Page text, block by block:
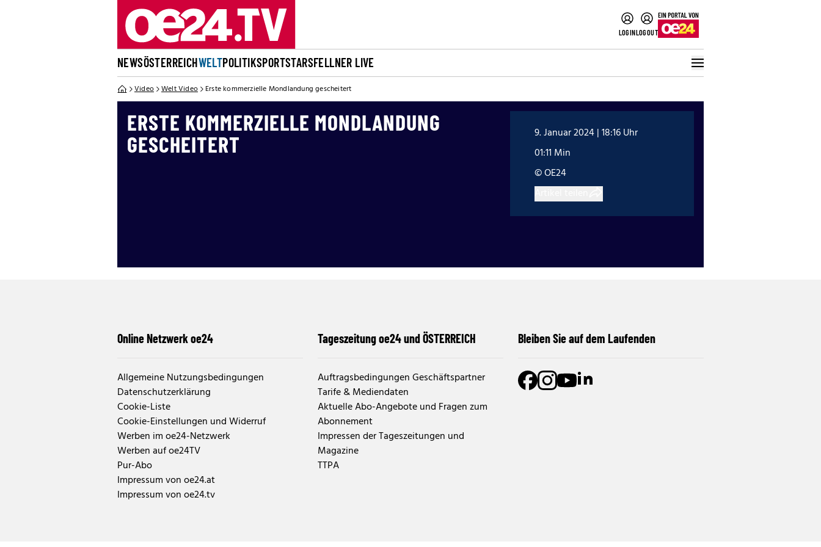
LOGINLOGOUT
NEWSÖSTERREICHWELTPOLITIKSPORTSTARSFELLNER LIVE
Video Welt Video Erste kommerzielle Mondlandung gescheitert
ERSTE KOMMERZIELLE MONDLANDUNG
GESCHEITERT
9. Januar 2024 | 18:16 Uhr
01:11 Min
© OE24
Online Netzwerk oe24
Allgemeine Nutzungsbedingungen
Datenschutzerklärung
Cookie-Liste
Cookie-Einstellungen und Widerruf
Werben im oe24-Netzwerk
Werben auf oe24TV
Pur-Abo
Impressum von oe24.at
Impressum von oe24.tv
Tageszeitung oe24 und ÖSTERREICH
Auftragsbedingungen Geschäftspartner
Tarife & Mediendaten
Aktuelle Abo-Angebote und Fragen zum
Abonnement
Impressen der Tageszeitungen und
Magazine
TTPA
Bleiben Sie auf dem Laufenden